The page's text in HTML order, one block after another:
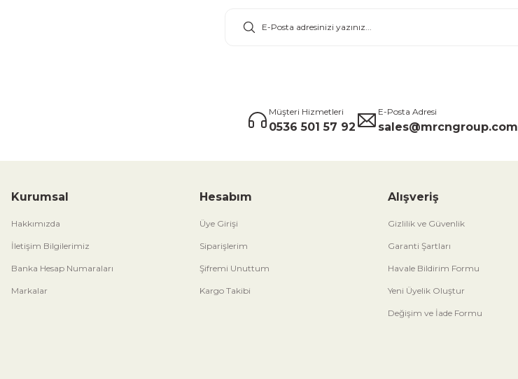
Müşteri Hizmetleri
0536 501 57 92
E-Posta Adresi
sales@mrcngroup.com
Kurumsal
Hakkımızda
İletişim Bilgilerimiz
Banka Hesap Numaraları
Markalar
Hesabım
Üye Girişi
Siparişlerim
Şifremi Unuttum
Kargo Takibi
Alışveriş
Gizlilik ve Güvenlik
Garanti Şartları
Havale Bildirim Formu
Yeni Üyelik Oluştur
Değişim ve İade Formu